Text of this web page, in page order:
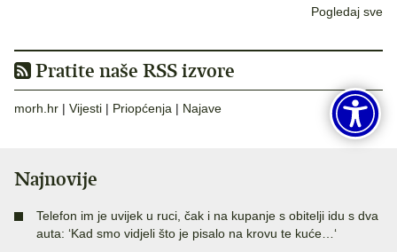
Pogledaj sve
Pratite naše RSS izvore
morh.hr | Vijesti | Priopćenja | Najave
Najnovije
Telefon im je uvijek u ruci, čak i na kupanje s obitelji idu s dva
auta: ‘Kad smo vidjeli što je pisalo na krovu te kuće…‘